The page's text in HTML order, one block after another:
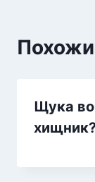
Щука во